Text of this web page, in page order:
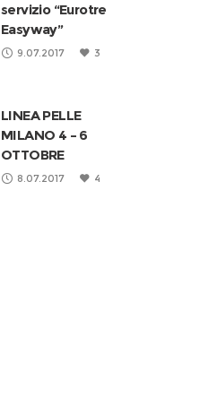
servizio “Eurotre
Easyway”
9.07.2017 3
LINEA PELLE
MILANO 4 – 6
OTTOBRE
8.07.2017 4